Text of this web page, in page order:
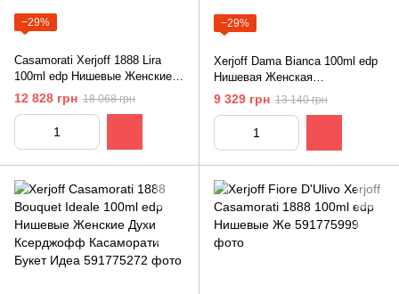
−29%
Casamorati Xerjoff 1888 Lira
100ml edp Нишевые Женские
Духи Ксерджофф Лира
12 828 грн 18 068 грн
−29%
Xerjoff Dama Bianca 100ml edp
Нишевая Женская
Парфюмерная Вода
Ксерджофф
9 329 грн 13 140 грн